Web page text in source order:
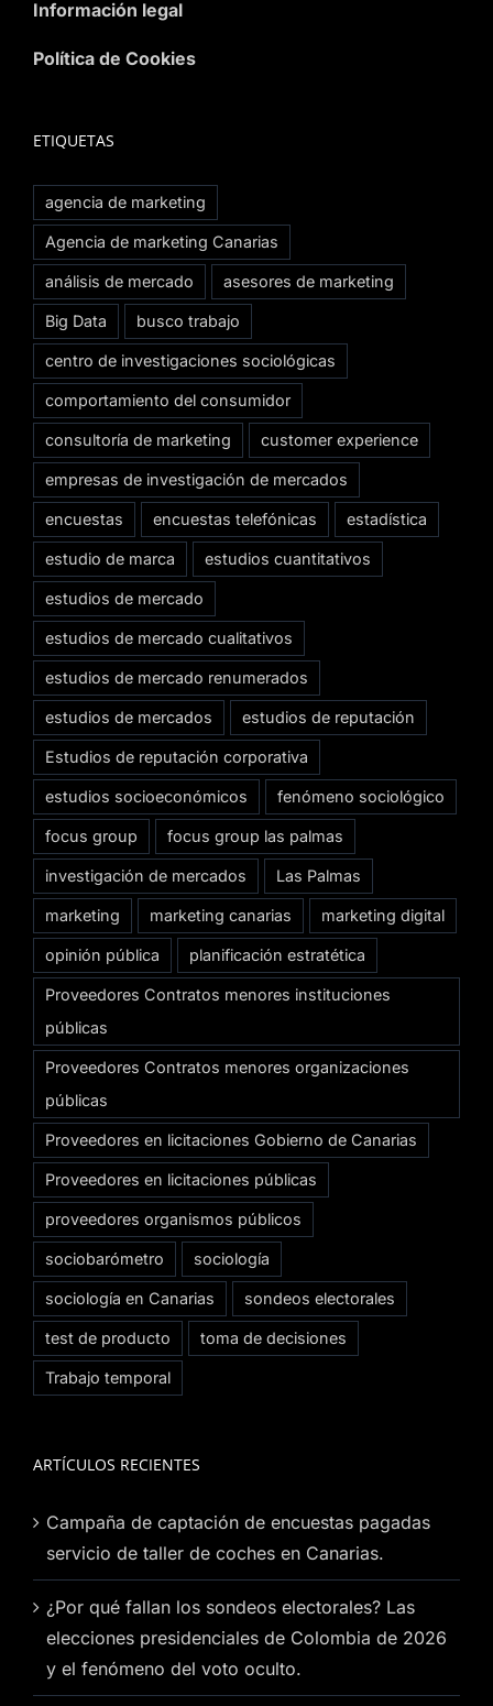
Información legal
Política de Cookies
ETIQUETAS
agencia de marketing
Agencia de marketing Canarias
análisis de mercado asesores de marketing
Big Data busco trabajo
centro de investigaciones sociológicas
comportamiento del consumidor
consultoría de marketing customer experience
empresas de investigación de mercados
encuestas encuestas telefónicas estadística
estudio de marca estudios cuantitativos
estudios de mercado
estudios de mercado cualitativos
estudios de mercado renumerados
estudios de mercados estudios de reputación
Estudios de reputación corporativa
estudios socioeconómicos fenómeno sociológico
focus group focus group las palmas
investigación de mercados Las Palmas
marketing marketing canarias marketing digital
opinión pública planificación estratética
Proveedores Contratos menores instituciones
públicas
Proveedores Contratos menores organizaciones
públicas
Proveedores en licitaciones Gobierno de Canarias
Proveedores en licitaciones públicas
proveedores organismos públicos
sociobarómetro sociología
sociología en Canarias sondeos electorales
test de producto toma de decisiones
Trabajo temporal
ARTÍCULOS RECIENTES
Campaña de captación de encuestas pagadas
servicio de taller de coches en Canarias.
¿Por qué fallan los sondeos electorales? Las
elecciones presidenciales de Colombia de 2026
y el fenómeno del voto oculto.